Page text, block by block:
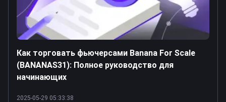
Как торговать фьючерсами Banana For Scale
(BANANAS31): Полное руководство для
начинающих
2025-05-29 05:33:38